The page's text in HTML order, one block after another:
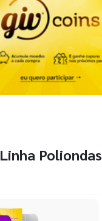
Linha Poliondas